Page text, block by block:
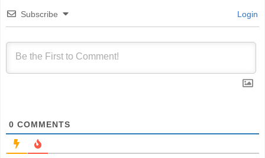
Subscribe Login
0 COMMENTS